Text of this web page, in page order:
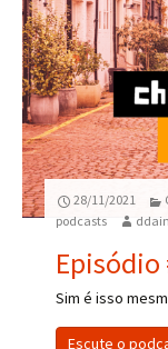
28/11/2021
podcasts
Episódio
Sim é isso
Escute o